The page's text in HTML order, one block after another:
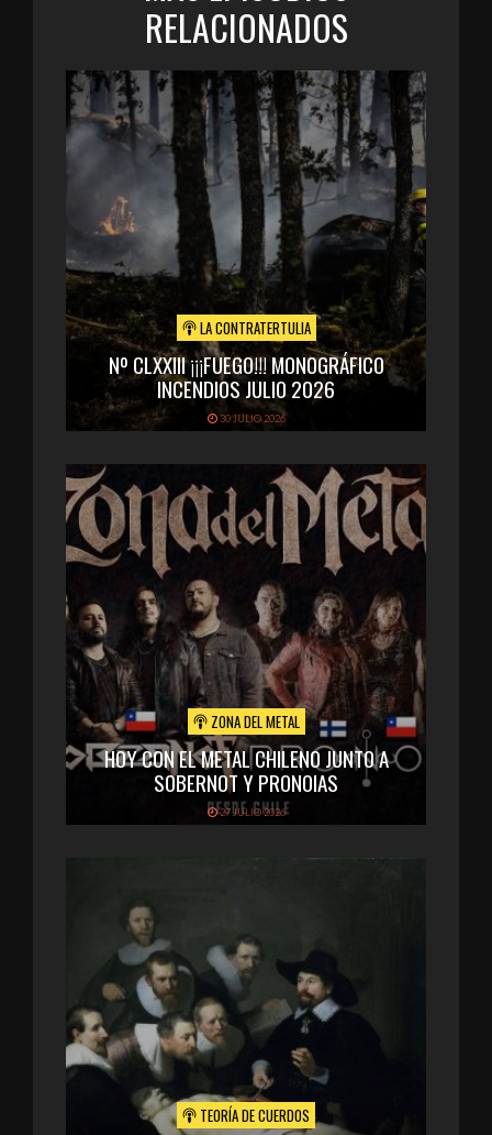
RELACIONADOS
LA CONTRATERTULIA
Nº CLXXIII ¡¡¡FUEGO!!! MONOGRÁFICO
INCENDIOS JULIO 2026
30 JULIO 2026
ZONA DEL METAL
HOY CON EL METAL CHILENO JUNTO A
SOBERNOT Y PRONOIAS
27 JULIO 2026
TEORÍA DE CUERDOS